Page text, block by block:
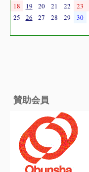
18
19 20 21 22 23
25
26 27 28 29 30
賛助会員